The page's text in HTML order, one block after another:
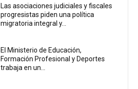
Las asociaciones judiciales y fiscales
progresistas piden una política
migratoria integral y...
El Ministerio de Educación,
Formación Profesional y Deportes
trabaja en un...